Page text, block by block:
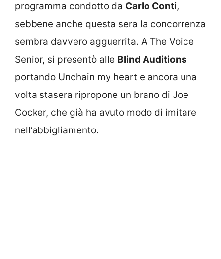
programma condotto da Carlo Conti,
sebbene anche questa sera la concorrenza
sembra davvero agguerrita. A The Voice
Senior, si presentò alle Blind Auditions
portando Unchain my heart e ancora una
volta stasera ripropone un brano di Joe
Cocker, che già ha avuto modo di imitare
nell’abbigliamento.